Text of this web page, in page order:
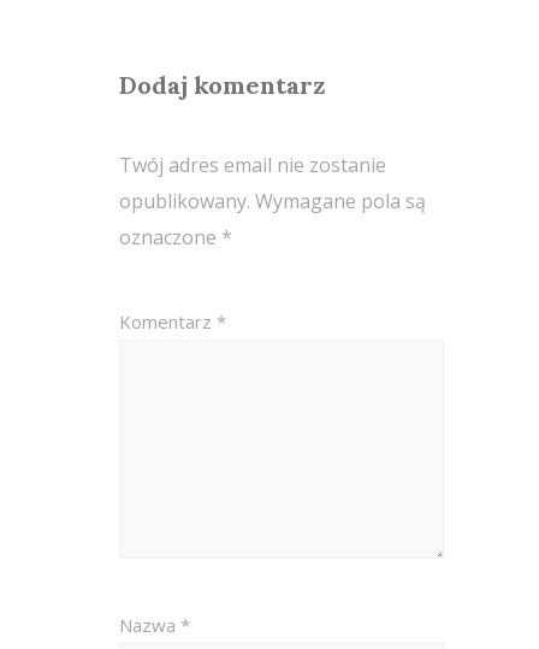
Dodaj komentarz
Twój adres email nie zostanie
opublikowany. Wymagane pola są
oznaczone *
Komentarz *
Nazwa *